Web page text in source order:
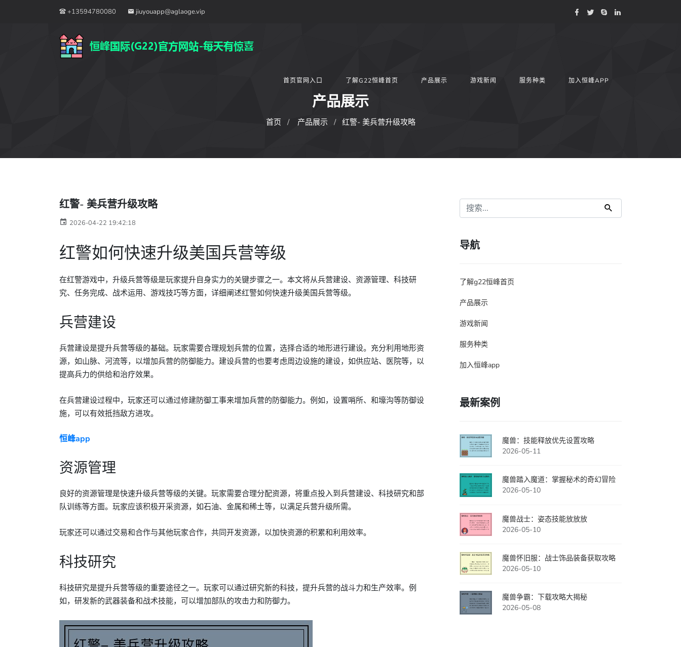
+13594780080 jiuyouapp@aglaoge.vip
首页官网入口 了解G22恒峰首页 产品展示 游戏新闻 服务种类 加入恒峰APP
产品展示
首页 产品展示 红警- 美兵营升级攻略
红警- 美兵营升级攻略
2026-04-22 19:42:18
红警如何快速升级美国兵营等级
在红警游戏中，升级兵营等级是玩家提升自身实力的关键步骤之一。本文将从兵营建设、资源管理、科技研
究、任务完成、战术运用、游戏技巧等方面，详细阐述红警如何快速升级美国兵营等级。
兵营建设
兵营建设是提升兵营等级的基础。玩家需要合理规划兵营的位置，选择合适的地形进行建设。充分利用地形资
源，如山脉、河流等，以增加兵营的防御能力。建设兵营的也要考虑周边设施的建设，如供应站、医院等，以
提高兵力的供给和治疗效果。
在兵营建设过程中，玩家还可以通过修建防御工事来增加兵营的防御能力。例如，设置哨所、和壕沟等防御设
施，可以有效抵挡敌方进攻。
恒峰app
资源管理
良好的资源管理是快速升级兵营等级的关键。玩家需要合理分配资源，将重点投入到兵营建设、科技研究和部
队训练等方面。玩家应该积极开采资源，如石油、金属和稀土等，以满足兵营升级所需。
玩家还可以通过交易和合作与其他玩家合作，共同开发资源，以加快资源的积累和利用效率。
科技研究
科技研究是提升兵营等级的重要途径之一。玩家可以通过研究新的科技，提升兵营的战斗力和生产效率。例
如，研发新的武器装备和战术技能，可以增加部队的攻击力和防御力。
导航
了解g22恒峰首页
产品展示
游戏新闻
服务种类
加入恒峰app
最新案例
魔兽：技能释放优先设置攻略
2026-05-11
魔兽踏入魔道：掌握秘术的奇幻冒险
2026-05-10
魔兽战士：姿态技能放放放
2026-05-10
魔兽怀旧服：战士饰品装备获取攻略
2026-05-10
魔兽争霸：下载攻略大揭秘
2026-05-08